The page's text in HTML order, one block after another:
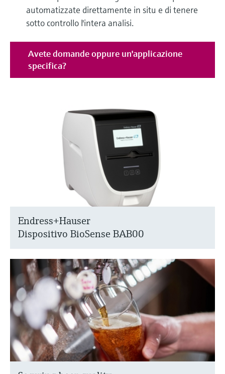
automatizzate direttamente in situ e di tenere
sotto controllo l'intera analisi.
Avete domande oppure un'applicazione
specifica?
Endress+Hauser
Dispositivo BioSense BAB00